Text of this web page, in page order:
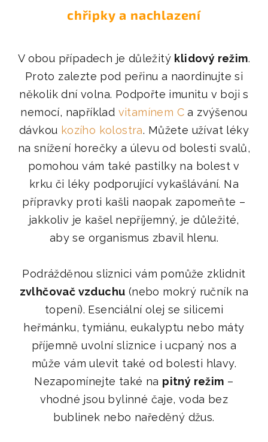
chřipky a nachlazení
V obou případech je důležitý klidový režim.
Proto zalezte pod peřinu a naordinujte si
několik dní volna. Podpořte imunitu v boji s
nemocí, například vitamínem C a zvýšenou
dávkou kozího kolostra. Můžete užívat léky
na snížení horečky a úlevu od bolesti svalů,
pomohou vám také pastilky na bolest v
krku či léky podporující vykašlávání. Na
přípravky proti kašli naopak zapomeňte –
jakkoliv je kašel nepříjemný, je důležité,
aby se organismus zbavil hlenu.
Podrážděnou sliznici vám pomůže zklidnit
zvlhčovač vzduchu (nebo mokrý ručník na
topení). Esenciální olej se silicemi
heřmánku, tymiánu, eukalyptu nebo máty
příjemně uvolní sliznice i ucpaný nos a
může vám ulevit také od bolesti hlavy.
Nezapomínejte také na pitný režim –
vhodné jsou bylinné čaje, voda bez
bublinek nebo naředěný džus.